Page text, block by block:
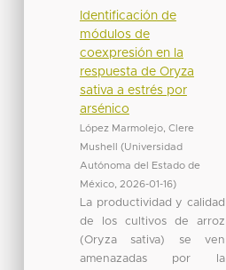
Identificación de
módulos de
coexpresión en la
respuesta de Oryza
sativa a estrés por
arsénico
López Marmolejo, Clere
Mushell
(Universidad
Autónoma del Estado de
México, 2026-01-16)
La productividad y calidad
de los cultivos de arroz
(Oryza sativa) se ven
amenazadas por la